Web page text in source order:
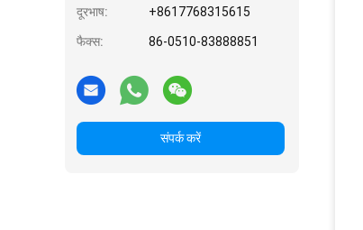
दूरभाष: +8617768315615
फैक्स: 86-0510-83888851
संपर्क करें